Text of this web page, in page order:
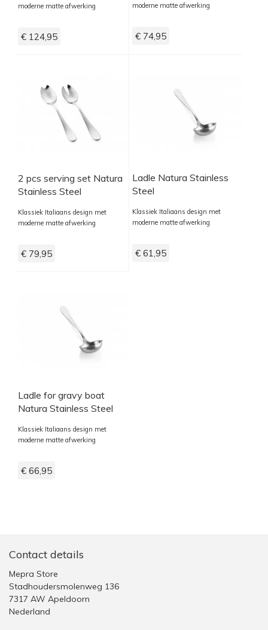
moderne matte afwerking
€ 124,95
moderne matte afwerking
€ 74,95
2 pcs serving set Natura
Stainless Steel
Klassiek Italiaans design met
moderne matte afwerking
€ 79,95
Ladle Natura Stainless
Steel
Klassiek Italiaans design met
moderne matte afwerking
€ 61,95
Ladle for gravy boat
Natura Stainless Steel
Klassiek Italiaans design met
moderne matte afwerking
€ 66,95
Contact details
Mepra Store
Stadhoudersmolenweg 136
7317 AW Apeldoorn
Nederland